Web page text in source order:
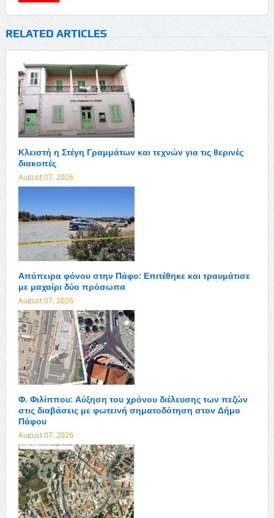
RELATED ARTICLES
Κλειστή η Στέγη Γραμμάτων και τεχνών για τις θερινές
διακοπές
August 07, 2026
Απόπειρα φόνου στην Πάφο: Επιτέθηκε και τραυμάτισε
με μαχαίρι δύο πρόσωπα
August 07, 2026
Φ. Φιλίππου: Αύξηση του χρόνου διέλευσης των πεζών
στις διαβάσεις με φωτεινή σηματοδότηση στον Δήμο
Πάφου
August 07, 2026